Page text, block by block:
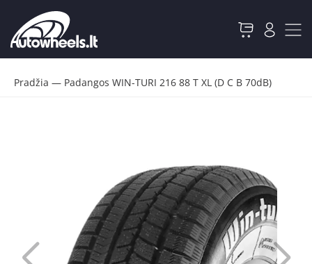
Pradžia — Padangos WIN-TURI 216 88 T XL (D C B 70dB)